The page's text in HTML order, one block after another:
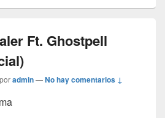
Ft. Ghostpell
poradmin—No hay comentarios ↓